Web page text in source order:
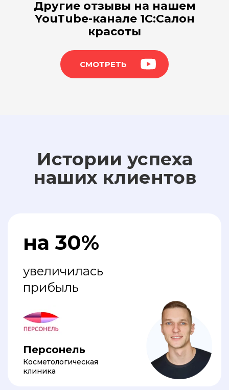
Другие отзывы на нашем
YouTube-канале 1С:Салон
красоты
СМОТРЕТЬ
Истории успеха
наших клиентов
на 30%
увеличилась
прибыль
Персонель
Косметологическая
клиника